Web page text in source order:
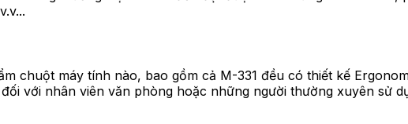
chuột máy tính nào, bao gồm cả M-331 đều có thiết kế
với nhân viên văn phòng hoặc những người thường xuyên sử